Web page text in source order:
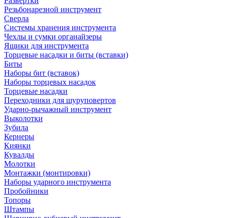
Резьбонарезной инструмент
Сверла
Системы хранения инструмента
Чехлы и сумки органайзеры
Ящики для инструмента
Торцевые насадки и биты (вставки)
Биты
Наборы бит (вставок)
Наборы торцевых насадок
Торцевые насадки
Переходники для шуруповертов
Ударно-рычажный инструмент
Выколотки
Зубила
Кернеры
Киянки
Кувалды
Молотки
Монтажки (монтировки)
Наборы ударного инструмента
Пробойники
Топоры
Штампы